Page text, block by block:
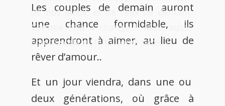
de nos aïeux, et de ceux de demain..
Comme cela a changé !! Mais aussi,
comme cela reste toujours pareil!!
Les couples de demain auront
une chance formidable, ils
apprendront à aimer, au lieu de
rêver d’amour..
Et un jour viendra, dans une ou
deux générations, où grâce à